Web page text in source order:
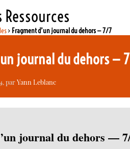
Ressources
> Fragment d’un journal du dehors — 7/7
journal du dehors —
, parYann Leblanc
journal du dehors —